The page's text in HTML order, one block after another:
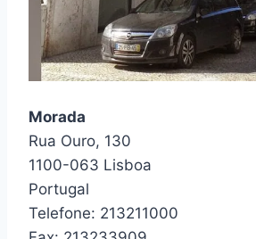
Morada
Rua Ouro, 130
1100-063 Lisboa
Portugal
Telefone: 213211000